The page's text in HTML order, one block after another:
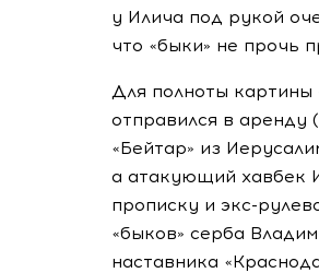
у Илича под рукой
что «быки» не прочь
Для полноты
отправился в аренду
«Бейтар» из
а атакующий хавбек
прописку и экс-
«быков» серба
наставника